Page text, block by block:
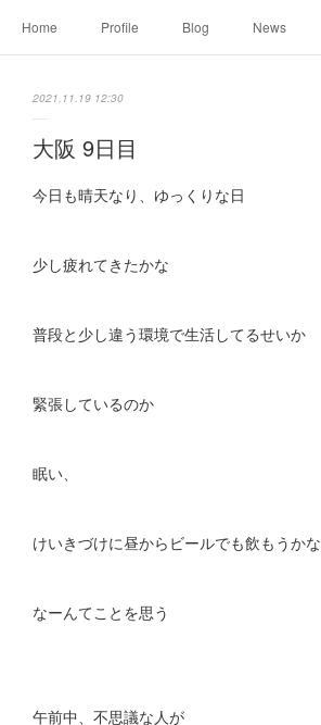
Home Profile Blog News
2021.11.19 12:30
大阪 9日目
今日も晴天なり、ゆっくりな日
少し疲れてきたかな
普段と少し違う環境で生活してるせいか
緊張しているのか
眠い、
けいきづけに昼からビールでも飲もうかな
なーんてことを思う
午前中、不思議な人が